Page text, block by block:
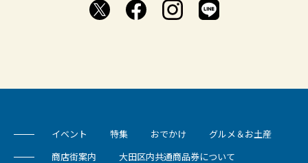
イベント 特集 おでかけ グルメ＆お土産
商店街案内 大田区内共通商品券について